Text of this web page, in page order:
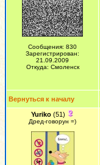
Сообщения: 830
Зарегистрирован:
21.09.2009
Откуда: Смоленск
Вернуться к началу
Yuriko (51)
Дред-говорун =)